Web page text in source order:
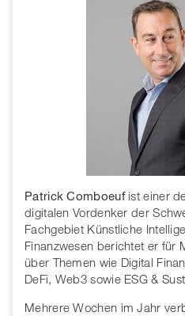
Patrick Comboeufist einer
digitalen Vordenker der
Fachgebiet Künstliche
Finanzwesen berichtet er für
über Themen wie Digital
DeFi, Web3 sowie ESG &
Mehrere Wochen im Jahr